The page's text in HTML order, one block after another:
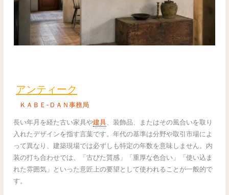
アンティーク
ＫＡＢＥ-ＤＡＮ事務局
長い年月を経た古い家具や建具 、装飾品、またはその風合いを取り
入れたデザインを指す言葉です。年代の基準は分野や取引市場によ
って異なり、建築現場では必ずしも特定の年数を意味しません。内
装の打ち合わせでは、「古びた質感」「重厚な色合い」「使い込ま
れた雰囲気」といった意匠上の要望として使われることが一般的で
す。
ィ
ク